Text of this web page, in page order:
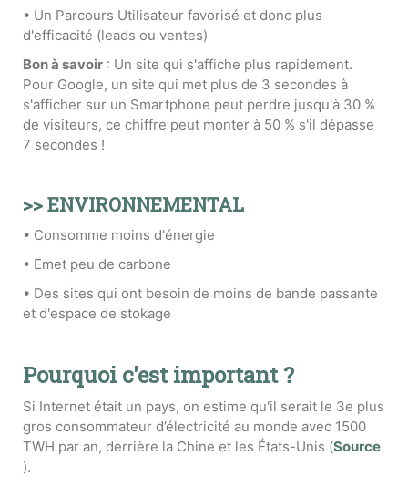
• Un Parcours Utilisateur favorisé et donc plus
d'efficacité (leads ou ventes)
Bon à savoir : Un site qui s'affiche plus rapidement.
Pour Google, un site qui met plus de 3 secondes à
s'afficher sur un Smartphone peut perdre jusqu'à 30 %
de visiteurs, ce chiffre peut monter à 50 % s'il dépasse
7 secondes !
>> ENVIRONNEMENTAL
• Consomme moins d'énergie
• Emet peu de carbone
• Des sites qui ont besoin de moins de bande passante
et d'espace de stokage
Pourquoi c'est important ?
Si Internet était un pays, on estime qu'il serait le 3e plus
gros consommateur d’électricité au monde avec 1500
TWH par an, derrière la Chine et les États-Unis (Source
).